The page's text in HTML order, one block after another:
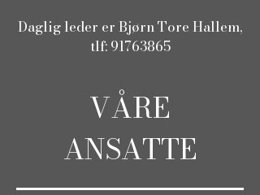
Daglig leder er Bjørn Tore Hallem,
tlf:91763865
VÅRE
ANSATTE